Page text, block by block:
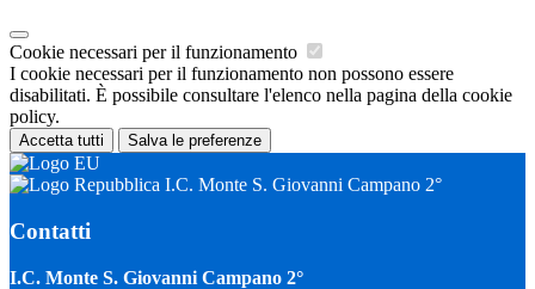
Cookie necessari per il funzionamento
I cookie necessari per il funzionamento non possono essere
disabilitati. È possibile consultare l'elenco nella pagina della cookie
policy.
Accetta tutti Salva le preferenze
I.C. Monte S. Giovanni Campano 2°
Contatti
I.C. Monte S. Giovanni Campano 2°